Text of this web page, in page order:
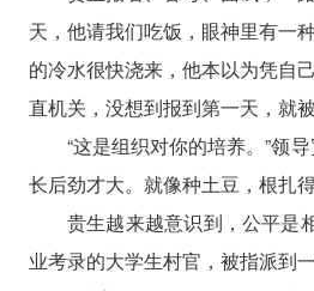
天，他请我们吃饭，眼神里有一
的冷水很快浇来，他本以为凭自
直机关，没想到报到第一天，就
“这是组织对你的培养。”领
长后劲才大。就像种土豆，根扎
贵生越来越意识到，公平是
业考录的大学生村官，被指派到